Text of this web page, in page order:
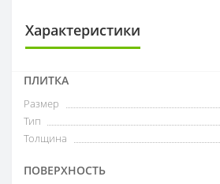
Характеристики
ПЛИТКА
Размер
Тип
Толщина
ПОВЕРХНОСТЬ